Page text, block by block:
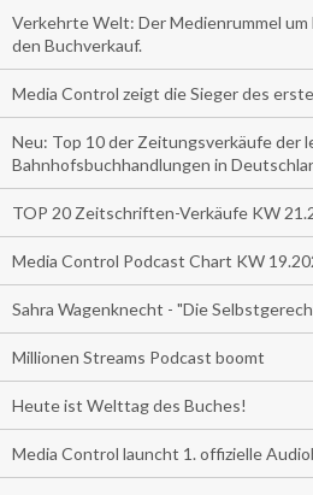
Verkehrte Welt: Der Medienrummel
den Buchverkauf.
Media Control zeigt die Sieger des
Neu: Top 10 der Zeitungsverkäufe der
Bahnhofsbuchhandlungen in
TOP 20 Zeitschriften-Verkäufe KW
Media Control Podcast Chart KW
Sahra Wagenknecht - "Die
Millionen Streams Podcast boomt
Heute ist Welttag des Buches!
Media Control launcht 1. offizielle